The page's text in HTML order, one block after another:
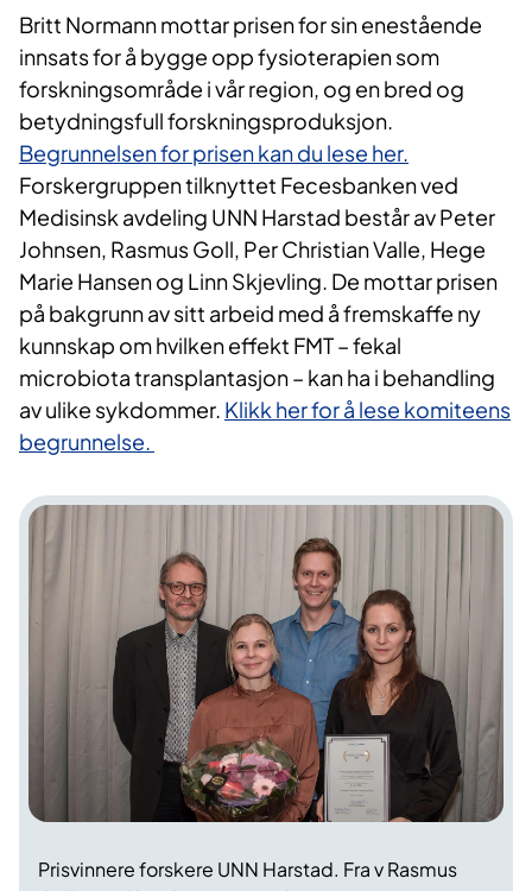
Britt Normann mottar prisen for sin enestående
innsats for å bygge opp fysioterapien som
forskningsområde i vår region, og en bred og
betydningsfull forskningsproduksjon.
Begrunnelsen for prisen kan du lese her.
Forskergruppen tilknyttet Fecesbanken ved
Medisinsk avdeling UNN Harstad består av Peter
Johnsen, Rasmus Goll, Per Christian Valle, Hege
Marie Hansen og Linn Skjevling. De mottar prisen
på bakgrunn av sitt arbeid med å fremskaffe ny
kunnskap om hvilken effekt FMT – fekal
microbiota transplantasjon – kan ha i behandling
av ulike sykdommer. Klikk her for å lese komiteens
begrunnelse.
Prisvinnere forskere UNN Harstad. Fra v Rasmus